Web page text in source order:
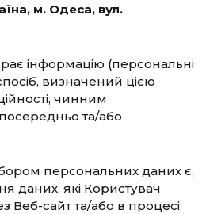
м. Одеса, вул.
інформацію (персональні
визначений цією
чинним
та/або
персональних даних є,
даних, які Користувач
Веб-сайт та/або в процесі